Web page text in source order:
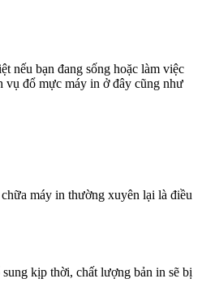
nếu bạn đang sống hoặc làm việc
vụ đổ mực máy in ở đây cũng như
máy in thường xuyên lại là điều
kịp thời, chất lượng bản in sẽ bị